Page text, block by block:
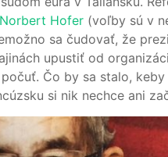
Norbert Hofer (voľby sú v
sa čudovať, že
upustiť od
Čo by sa stalo,
si nik nechce ani